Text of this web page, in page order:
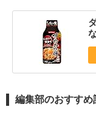
編集部のおすすめ